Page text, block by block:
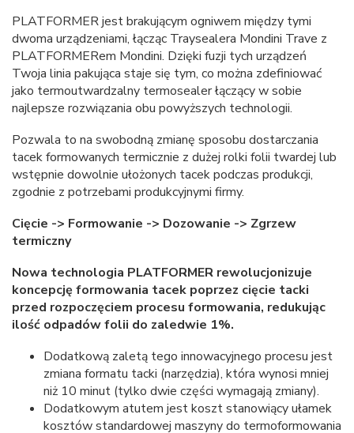
PLATFORMER jest brakującym ogniwem między tymi
dwoma urządzeniami, łącząc Traysealera Mondini Trave z
PLATFORMERem Mondini. Dzięki fuzji tych urządzeń
Twoja linia pakująca staje się tym, co można zdefiniować
jako termoutwardzalny termosealer łączący w sobie
najlepsze rozwiązania obu powyższych technologii.
Pozwala to na swobodną zmianę sposobu dostarczania
tacek formowanych termicznie z dużej rolki folii twardej lub
wstępnie dowolnie ułożonych tacek podczas produkcji,
zgodnie z potrzebami produkcyjnymi firmy.
Cięcie -> Formowanie -> Dozowanie -> Zgrzew
termiczny
Nowa technologia PLATFORMER rewolucjonizuje
koncepcję formowania tacek poprzez cięcie tacki
przed rozpoczęciem procesu formowania, redukując
ilość odpadów folii do zaledwie 1%.
Dodatkową zaletą tego innowacyjnego procesu jest
zmiana formatu tacki (narzędzia), która wynosi mniej
niż 10 minut (tylko dwie części wymagają zmiany).
Dodatkowym atutem jest koszt stanowiący ułamek
kosztów standardowej maszyny do termoformowania